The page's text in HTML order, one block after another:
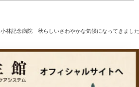
小林記念病院 秋らしいさわやかな気候になってきまし